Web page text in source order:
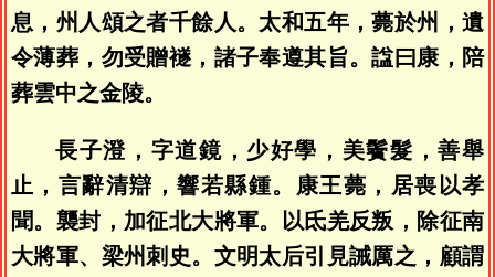
息，州人頌之者千餘人。太和五年，薨於州，遺
令薄葬，勿受贈襚，諸子奉遵其旨。諡曰康，陪
葬雲中之金陵。
長子澄，字道鏡，少好學，美鬢髮，善舉
止，言辭清辯，響若縣鍾。康王薨，居喪以孝
聞。襲封，加征北大將軍。以氐羌反叛，除征南
大將軍、梁州刺史。文明太后引見誡厲之，顧謂